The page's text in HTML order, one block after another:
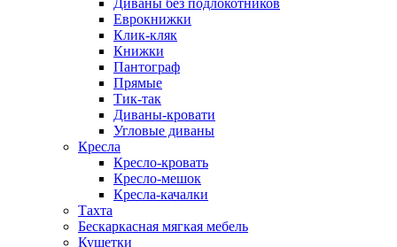
Диваны без подлокотников
Еврокнижки
Клик-кляк
Книжки
Пантограф
Прямые
Тик-так
Диваны-кровати
Угловые диваны
Кресла
Кресло-кровать
Кресло-мешок
Кресла-качалки
Тахта
Бескаркасная мягкая мебель
Кушетки